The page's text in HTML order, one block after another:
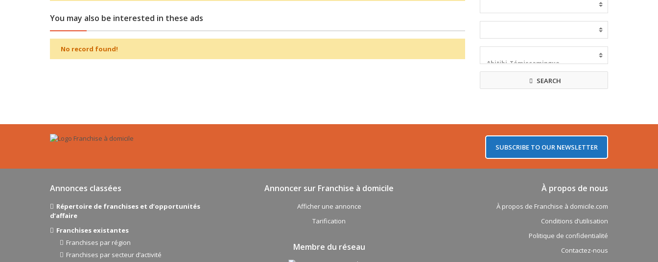
You may also be interested in these ads
No record found!
SEARCH
SUBSCRIBE TO OUR NEWSLETTER
Annonces classées
Répertoire de franchises et d’opportunités
d’affaire
Franchises existantes
Franchises par région
Franchises par secteur d’activité
Annoncer sur Franchise à domicile
Afficher une annonce
Tarification
Membre du réseau
À propos de nous
À propos de Franchise à domicile.com
Conditions d’utilisation
Politique de confidentialité
Contactez-nous